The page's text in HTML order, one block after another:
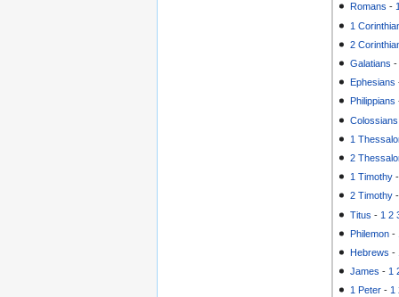
Romans -
1
2
Galatians
Ephesians
Philippians
Colossians
1
2
1 Timothy
2 Timothy
Titus - 1 2
Philemon -
Hebrews -
James - 1
1 Peter - 1